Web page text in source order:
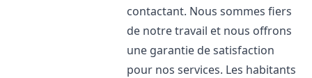
contactant. Nous sommes fiers
de notre travail et nous offrons
une garantie de satisfaction
pour nos services. Les habitants